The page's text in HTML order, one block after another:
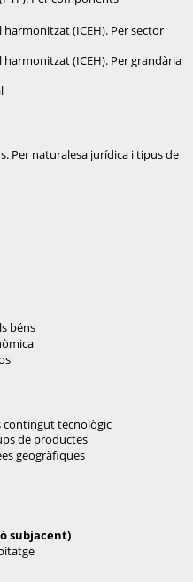
(ICEH). Per sector
(ICEH). Per grandària
Per naturalesa jurídica i tipus de
béns
contingut tecnològic
de productes
geogràfiques
subjacent)